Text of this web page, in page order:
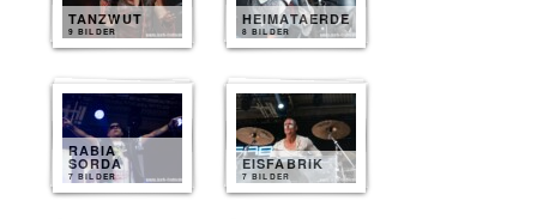
TANZWUT
9 BILDER
HEIMATAERDE
8 BILDER
RABIA
SORDA
7 BILDER
EISFABRIK
7 BILDER